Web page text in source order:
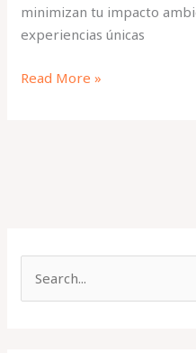
minimizan tu impacto
experiencias únicas
Read More »